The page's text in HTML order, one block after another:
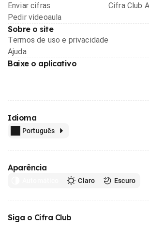
Enviar cifras
Pedir videoaula
Cifra Club
Sobre o site
Termos de uso e privacidade
Ajuda
Baixe o aplicativo
Idioma
Português
Aparência
Claro Escuro
Siga o Cifra Club